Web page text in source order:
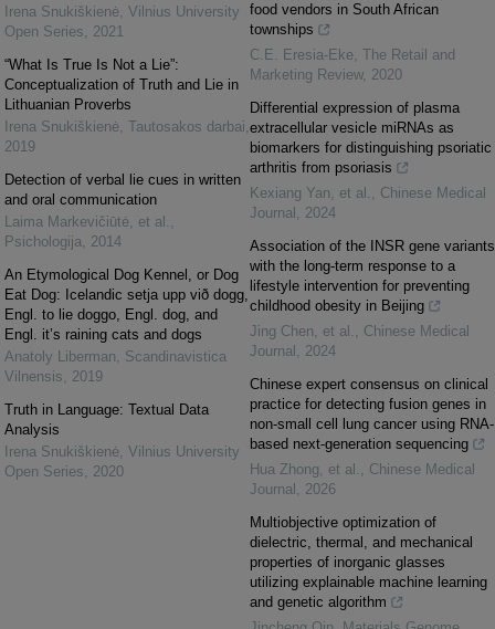
Irena Snukiškienė, Vilnius University
Open Series, 2021
“What Is True Is Not a Lie”:
Conceptualization of Truth and Lie in
Lithuanian Proverbs
Irena Snukiškienė, Tautosakos darbai,
2019
Detection of verbal lie cues in written
and oral communication
Laima Markevičiūtė, et al. ,
Psichologija, 2014
An Etymological Dog Kennel, or Dog
Eat Dog: Icelandic setja upp við dogg,
Engl. to lie doggo, Engl. dog, and
Engl. it’s raining cats and dogs
Anatoly Liberman, Scandinavistica
Vilnensis, 2019
Truth in Language: Textual Data
Analysis
Irena Snukiškienė, Vilnius University
Open Series, 2020
food vendors in South African
townships
C.E. Eresia-Eke, The Retail and
Marketing Review, 2020
Differential expression of plasma
extracellular vesicle miRNAs as
biomarkers for distinguishing psoriatic
arthritis from psoriasis
Kexiang Yan, et al. , Chinese Medical
Journal , 2024
Association of the INSR gene variants
with the long-term response to a
lifestyle intervention for preventing
childhood obesity in Beijing
Jing Chen, et al. , Chinese Medical
Journal , 2024
Chinese expert consensus on clinical
practice for detecting fusion genes in
non-small cell lung cancer using RNA-
based next-generation sequencing
Hua Zhong, et al. , Chinese Medical
Journal , 2026
Multiobjective optimization of
dielectric, thermal, and mechanical
properties of inorganic glasses
utilizing explainable machine learning
and genetic algorithm